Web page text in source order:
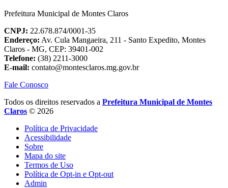
Prefeitura Municipal de Montes Claros
CNPJ: 22.678.874/0001-35
Endereço: Av. Cula Mangaeira, 211 - Santo Expedito, Montes
Claros - MG, CEP: 39401-002
Telefone: (38) 2211-3000
E-mail: contato@montesclaros.mg.gov.br
Fale Conosco
Todos os direitos reservados a Prefeitura Municipal de Montes
Claros © 2026
Política de Privacidade
Acessibilidade
Sobre
Mapa do site
Termos de Uso
Política de Opt-in e Opt-out
Admin